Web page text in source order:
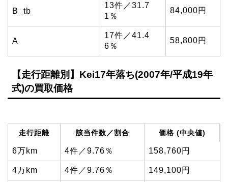
B_tb
13件／31.7
1％
84,000円
A
17件／41.4
6％
58,800円
【走行距離別】Kei17年落ち(2007年/平成19年
式)の買取価格
走行距離 該当件数／割合 価格 (中央値)
6万km 4件／9.76％ 158,760円
4万km 4件／9.76％ 149,100円